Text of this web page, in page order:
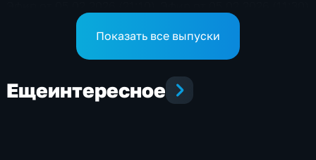
Показать все выпуски
Ещеинтересное